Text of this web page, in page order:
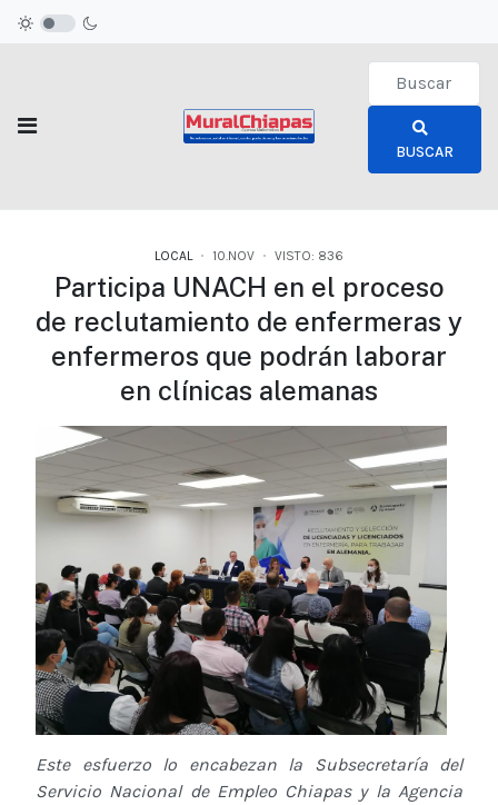
Type 2 or
BUSCAR
LOCAL 10.NOV VISTO: 836
Participa UNACH en el proceso
de reclutamiento de enfermeras y
enfermeros que podrán laborar
en clínicas alemanas
Este esfuerzo lo encabezan la Subsecretaría del
Servicio Nacional de Empleo Chiapas y la Agencia